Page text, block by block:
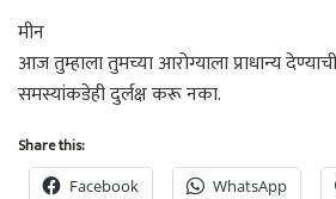
मीन
आज तुम्हाला तुमच्या आरोग्याला प्राधान्य
समस्यांकडेही दुर्लक्ष करू नका.
Share this:
Facebook WhatsApp